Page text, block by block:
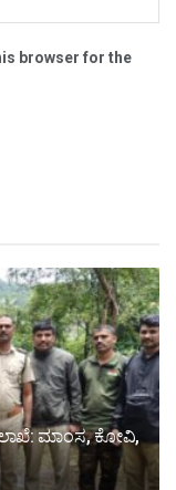
browser for the
ಮಾಂಸ, ಕೋವಿ,